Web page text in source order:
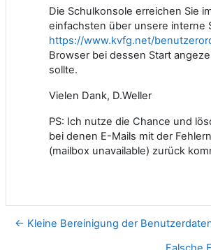
Die Schulkonsole erreichen Sie
einfachsten über unsere interne
https://www.kvfg.net/
Browser bei dessen Start
sollte.
Vielen Dank, D.Weller
PS: Ich nutze die Chance und
bei denen E-Mails mit der
(mailbox unavailable) zurück
← Kleine Bereinigung der